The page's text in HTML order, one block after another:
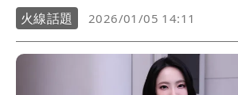
十大人氣醫師肯定。談及獲獎心情，他
與喜悅：「在台灣我覺得有非常非常多
夠脫穎而出還蠻驚訝也蠻開心的。」
露，自己也承包了太太的「臉部美學
人治療不會被客訴，且他出錢又出力
火線話題 2026/01/05 14:11